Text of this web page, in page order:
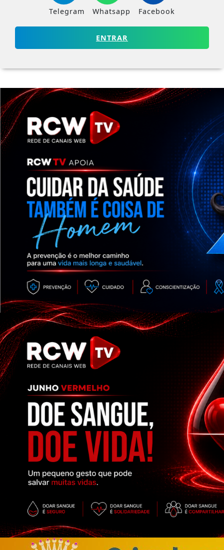
Telegram Whatsapp Facebook
ENTRAR